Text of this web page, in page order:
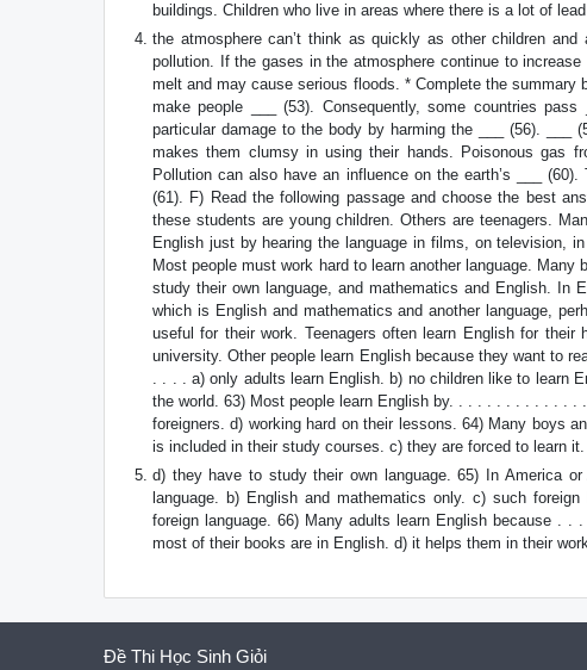
buildings. Children who live in areas where there is a lot of
the atmosphere can’t think as quickly as other children
pollution. If the gases in the atmosphere continue to
melt and may cause serious floods. * Complete the summary
make people ___ (53). Consequently, some countries
particular damage to the body by harming the ___ (56). ___
makes them clumsy in using their hands. Poisonous gas
Pollution can also have an influence on the earth’s ___
(61). F) Read the following passage and choose the best
these students are young children. Others are teenagers.
English just by hearing the language in films, on television,
Most people must work hard to learn another language.
study their own language, and mathematics and English. In
which is English and mathematics and another language,
useful for their work. Teenagers often learn English for
university. Other people learn English because they want to
. . . . a) only adults learn English. b) no children like to learn
the world. 63) Most people learn English by. . . . . . . . . . . . . .
foreigners. d) working hard on their lessons. 64) Many boys
is included in their study courses. c) they are forced to learn it.
d) they have to study their own language. 65) In America
language. b) English and mathematics only. c) such
foreign language. 66) Many adults learn English because
most of their books are in English. d) it helps them in their
Đề Thi Học Sinh Giỏi